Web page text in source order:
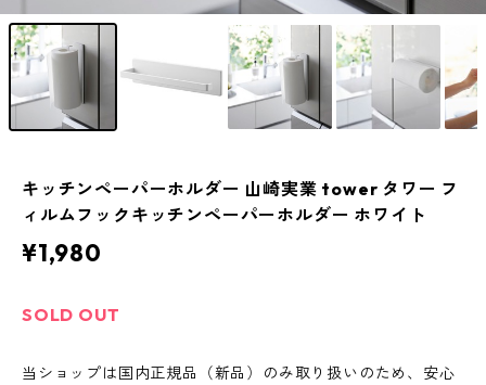
キッチンペーパーホルダー 山崎実業 tower タワー フ
ィルムフックキッチンペーパーホルダー ホワイト
¥1,980
SOLD OUT
当ショップは国内正規品（新品）のみ取り扱いのため、安心